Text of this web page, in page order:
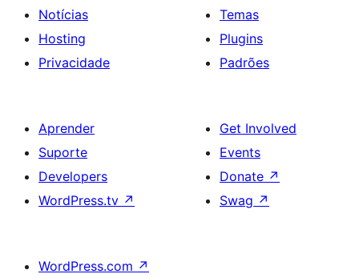
Notícias
Hosting
Privacidade
Temas
Plugins
Padrões
Aprender
Suporte
Developers
WordPress.tv ↗
Get Involved
Events
Donate ↗
Swag ↗
WordPress.com ↗